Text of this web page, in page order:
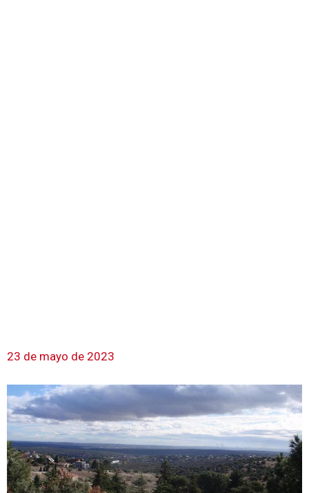
23 de mayo de 2023